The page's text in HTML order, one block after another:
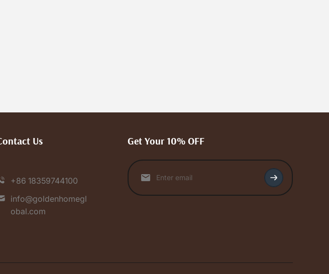
Us
+86 18359744100
info@goldenhomegl
obal.com
Get Your 10% OFF